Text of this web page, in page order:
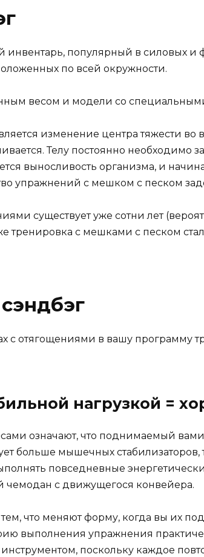
инвентарь, популярный в силовых и
по всей окружности.
весом и модели со
изменение центра тяжести
Телу постоянно необходимо
выносливость организма, и
упражнений с мешком с песком
существует уже сотни лет
тренировка с мешками с песком
с отягощениями в вашу программу
нагрузкой =
означают, что поднимаемый
больше мышечных
повседневные
чемодан с движущегося конвейера.
что меняют форму, когда вы их
выполнения упражнения
поскольку каждое